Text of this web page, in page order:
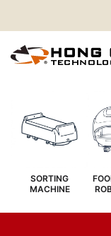
SORTING
MACHINE